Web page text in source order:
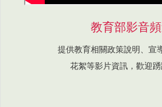
教育部影音
提供教育相關政策說明、宣
花絮等影片資訊，歡迎踴